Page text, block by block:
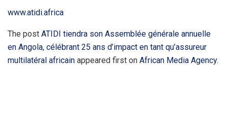
www.atidi.africa
The post ATIDI tiendra son Assemblée générale annuelle
en Angola, célébrant 25 ans d’impact en tant qu’assureur
multilatéral africain appeared first on African Media Agency.